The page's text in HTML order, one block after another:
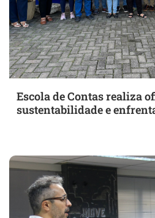
Escola de Contas realiza
sustentabilidade e